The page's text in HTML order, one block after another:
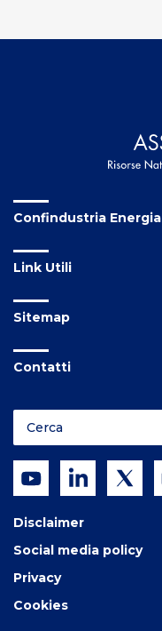
Confindustria Energia
Link Utili
Sitemap
Contatti
Disclaimer
Social media policy
Privacy
Cookies